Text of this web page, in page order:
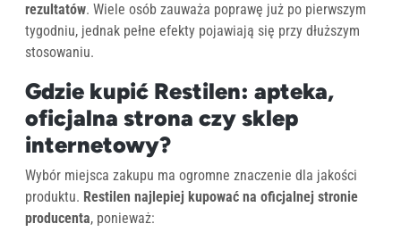
rezultatów. Wiele osób zauważa poprawę już po pierwszym
tygodniu, jednak pełne efekty pojawiają się przy dłuższym
stosowaniu.
Gdzie kupić Restilen: apteka,
oficjalna strona czy sklep
internetowy?
Wybór miejsca zakupu ma ogromne znaczenie dla jakości
produktu. Restilen najlepiej kupować na oficjalnej stronie
producenta, ponieważ: